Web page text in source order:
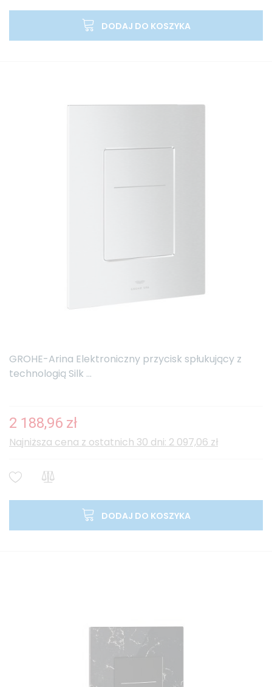
DODAJ DO KOSZYKA
GROHE-Arina Elektroniczny przycisk spłukujący z
technologią Silk ...
2 188,96 zł
Najniższa cena z ostatnich 30 dni: 2 097,06 zł
DODAJ DO KOSZYKA